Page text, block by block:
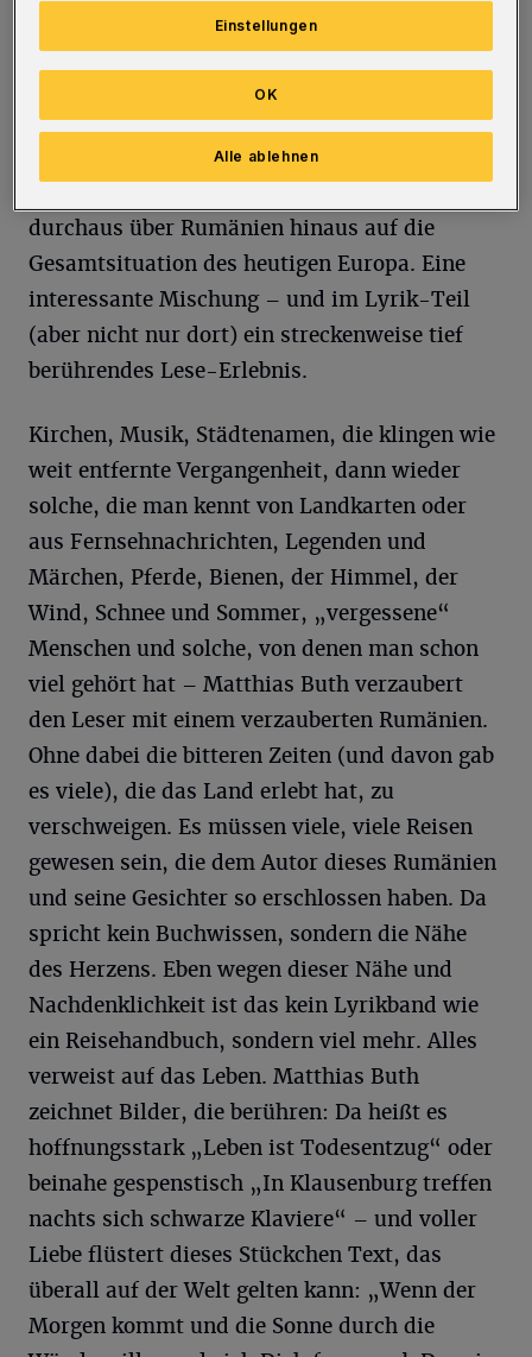
seiner Geschichte und Kultur(en) sowie seiner
so unterschiedlichen Menschen erweist. 46
Gedichte sowie weitere zahlreiche sehr kurze
oder auch etwas längere Prosatexte und
Essays beleuchten das Thema von
durchaus über Rumänien hinaus auf die
Gesamtsituation des heutigen Europa. Eine
interessante Mischung – und im Lyrik-Teil
(aber nicht nur dort) ein streckenweise tief
berührendes Lese-Erlebnis.
Kirchen, Musik, Städtenamen, die klingen wie
weit entfernte Vergangenheit, dann wieder
solche, die man kennt von Landkarten oder
aus Fernsehnachrichten, Legenden und
Märchen, Pferde, Bienen, der Himmel, der
Wind, Schnee und Sommer, „vergessene“
Menschen und solche, von denen man schon
viel gehört hat – Matthias Buth verzaubert
den Leser mit einem verzauberten Rumänien.
Ohne dabei die bitteren Zeiten (und davon gab
es viele), die das Land erlebt hat, zu
verschweigen. Es müssen viele, viele Reisen
gewesen sein, die dem Autor dieses Rumänien
und seine Gesichter so erschlossen haben. Da
spricht kein Buchwissen, sondern die Nähe
des Herzens. Eben wegen dieser Nähe und
Nachdenklichkeit ist das kein Lyrikband wie
ein Reisehandbuch, sondern viel mehr. Alles
verweist auf das Leben. Matthias Buth
zeichnet Bilder, die berühren: Da heißt es
hoffnungsstark „Leben ist Todesentzug“ oder
beinahe gespenstisch „In Klausenburg treffen
nachts sich schwarze Klaviere“ – und voller
Liebe flüstert dieses Stückchen Text, das
überall auf der Welt gelten kann: „Wenn der
Morgen kommt und die Sonne durch die
Einstellungen
Alle ablehnen
OK